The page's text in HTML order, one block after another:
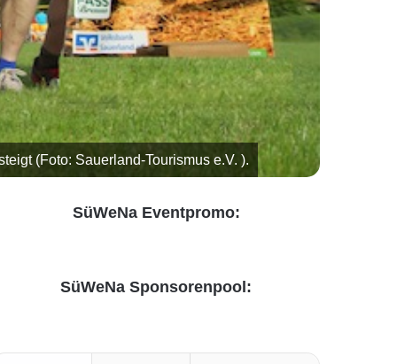
(Foto: Sauerland-Tourismus e.V. ).
SüWeNa Eventpromo:
SüWeNa Sponsorenpool: